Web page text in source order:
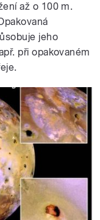
až o 100 m.
jeho
při opakovaném